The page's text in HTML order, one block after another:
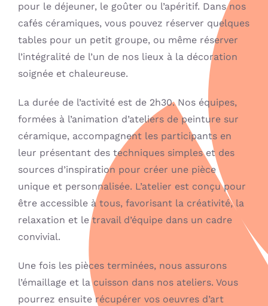
pour le déjeuner, le goûter ou l’apéritif. Dans nos
cafés céramiques, vous pouvez réserver quelques
tables pour un petit groupe, ou même réserver
l’intégralité de l’un de nos lieux à la décoration
soignée et chaleureuse.
La durée de l’activité est de 2h30. Nos équipes,
formées à l’animation d’ateliers de peinture sur
céramique, accompagnent les participants en
leur présentant des techniques simples et des
sources d’inspiration pour créer une pièce
unique et personnalisée. L’atelier est conçu pour
être accessible à tous, favorisant la créativité, la
relaxation et le travail d’équipe dans un cadre
convivial.
Une fois les pièces terminées, nous assurons
l’émaillage et la cuisson dans nos ateliers. Vous
pourrez ensuite récupérer vos oeuvres d’art